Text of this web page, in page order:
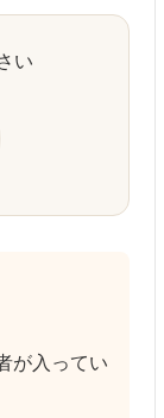
い
が入ってい